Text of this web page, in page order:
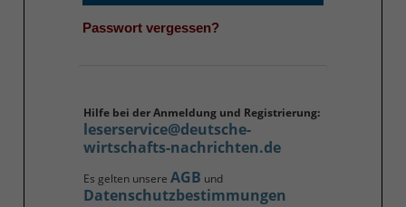
Passwort vergessen?
Hilfe bei der Anmeldung und Registrierung:
leserservice@deutsche-
wirtschafts-nachrichten.de
Es gelten unsere AGB und
Datenschutzbestimmungen